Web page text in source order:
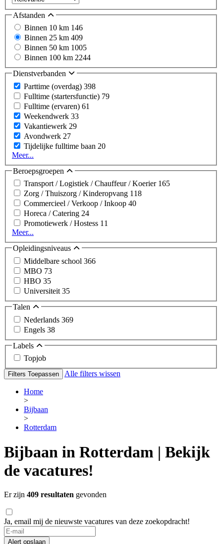
Afstanden
Binnen 10 km 146
Binnen 25 km 409
Binnen 50 km 1005
Binnen 100 km 2244
Dienstverbanden
Parttime (overdag) 398
Fulltime (startersfunctie) 79
Fulltime (ervaren) 61
Weekendwerk 33
Vakantiewerk 29
Avondwerk 27
Tijdelijke fulltime baan 20
Meer...
Beroepsgroepen
Transport / Logistiek / Chauffeur / Koerier 165
Zorg / Thuiszorg / Kinderopvang 118
Commercieel / Verkoop / Inkoop 40
Horeca / Catering 24
Promotiewerk / Hostess 11
Meer...
Opleidingsniveaus
Middelbare school 366
MBO 73
HBO 35
Universiteit 35
Talen
Nederlands 369
Engels 38
Labels
Topjob
Filters Toepassen Alle filters wissen
Home
>
Bijbaan
>
Rotterdam
Bijbaan in Rotterdam | Bekijk
de vacatures!
Er zijn 409 resultaten gevonden
Ja, email mij de nieuwste vacatures van deze zoekopdracht!
Alert opslaan